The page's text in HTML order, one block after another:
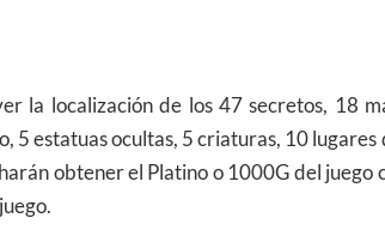
la localización de los 47 secretos, 18
5 estatuas ocultas, 5 criaturas, 10 lugares
obtener el Platino o 1000G del juego